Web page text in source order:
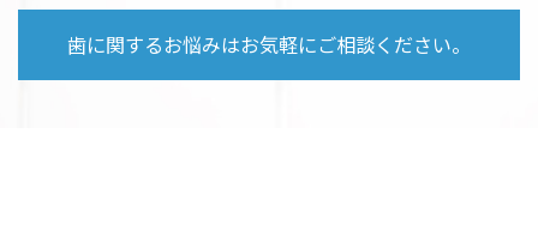
歯に関するお悩みはお気軽にご相談ください。